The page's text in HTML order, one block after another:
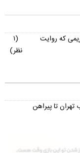
که روایت
(۱
نظر)
تا پیراهن